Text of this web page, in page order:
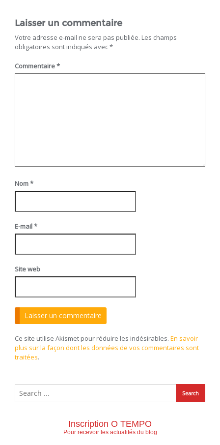
Laisser un commentaire
Votre adresse e-mail ne sera pas publiée. Les champs
obligatoires sont indiqués avec*
Commentaire*
Nom*
E-mail*
Site web
Ce site utilise Akismet pour réduire les indésirables. En savoir
plus sur la façon dont les données de vos commentaires sont
traitées.
Inscription O TEMPO
Pour recevoir les actualités du blog